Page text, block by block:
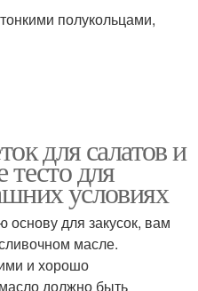
полукольцами,
для салатов и
тесто для
условиях
для закусок, вам
масле.
и хорошо
должно быть